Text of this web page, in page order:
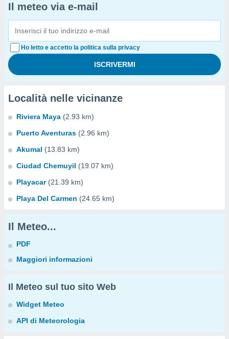
Il meteo via e-mail
Ho letto e accetto la politica sulla privacy
Località nelle vicinanze
Riviera Maya (2.93 km)
Puerto Aventuras (2.96 km)
Akumal (13.83 km)
Ciudad Chemuyil (19.07 km)
Playacar (21.39 km)
Playa Del Carmen (24.65 km)
Il Meteo...
PDF
Maggiori informazioni
Il Meteo sul tuo sito Web
Widget Meteo
API di Meteorologia